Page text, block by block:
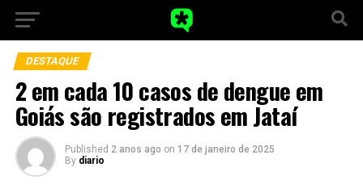
DESTAQUE
2 em cada 10 casos de dengue em
Goiás são registrados em Jataí
Published 2 anos ago on 17 de janeiro de 2025
By diario